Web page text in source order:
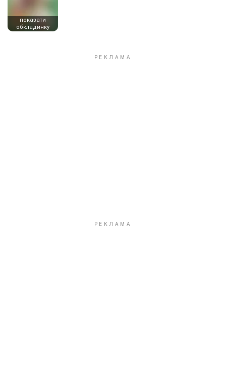
показати
обкладинку